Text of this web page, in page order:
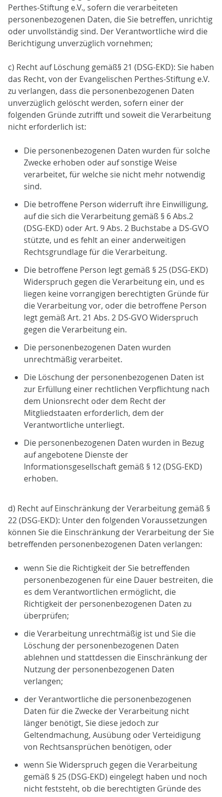
Perthes-Stiftung e.V., sofern die verarbeiteten
personenbezogenen Daten, die Sie betreffen, unrichtig
oder unvollständig sind. Der Verantwortliche wird die
Berichtigung unverzüglich vornehmen;
c) Recht auf Löschung gemäß§ 21 (DSG-EKD): Sie haben
das Recht, von der Evangelischen Perthes-Stiftung e.V.
zu verlangen, dass die personenbezogenen Daten
unverzüglich gelöscht werden, sofern einer der
folgenden Gründe zutrifft und soweit die Verarbeitung
nicht erforderlich ist:
Die personenbezogenen Daten wurden für solche
Zwecke erhoben oder auf sonstige Weise
verarbeitet, für welche sie nicht mehr notwendig
sind.
Die betroffene Person widerruft ihre Einwilligung,
auf die sich die Verarbeitung gemäß § 6 Abs.2
(DSG-EKD) oder Art. 9 Abs. 2 Buchstabe a DS-GVO
stützte, und es fehlt an einer anderweitigen
Rechtsgrundlage für die Verarbeitung.
Die betroffene Person legt gemäß § 25 (DSG-EKD)
Widerspruch gegen die Verarbeitung ein, und es
liegen keine vorrangigen berechtigten Gründe für
die Verarbeitung vor, oder die betroffene Person
legt gemäß Art. 21 Abs. 2 DS-GVO Widerspruch
gegen die Verarbeitung ein.
Die personenbezogenen Daten wurden
unrechtmäßig verarbeitet.
Die Löschung der personenbezogenen Daten ist
zur Erfüllung einer rechtlichen Verpflichtung nach
dem Unionsrecht oder dem Recht der
Mitgliedstaaten erforderlich, dem der
Verantwortliche unterliegt.
Die personenbezogenen Daten wurden in Bezug
auf angebotene Dienste der
Informationsgesellschaft gemäß § 12 (DSG-EKD)
erhoben.
d) Recht auf Einschränkung der Verarbeitung gemäß §
22 (DSG-EKD): Unter den folgenden Voraussetzungen
können Sie die Einschränkung der Verarbeitung der Sie
betreffenden personenbezogenen Daten verlangen:
wenn Sie die Richtigkeit der Sie betreffenden
personenbezogenen für eine Dauer bestreiten, die
es dem Verantwortlichen ermöglicht, die
Richtigkeit der personenbezogenen Daten zu
überprüfen;
die Verarbeitung unrechtmäßig ist und Sie die
Löschung der personenbezogenen Daten
ablehnen und stattdessen die Einschränkung der
Nutzung der personenbezogenen Daten
verlangen;
der Verantwortliche die personenbezogenen
Daten für die Zwecke der Verarbeitung nicht
länger benötigt, Sie diese jedoch zur
Geltendmachung, Ausübung oder Verteidigung
von Rechtsansprüchen benötigen, oder
wenn Sie Widerspruch gegen die Verarbeitung
gemäß § 25 (DSG-EKD) eingelegt haben und noch
nicht feststeht, ob die berechtigten Gründe des